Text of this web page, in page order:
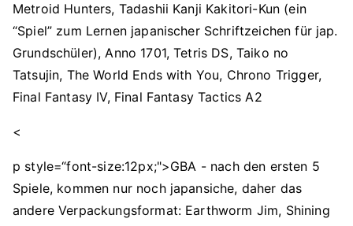
Metroid Hunters, Tadashii Kanji Kakitori-Kun (ein
“Spiel” zum Lernen japanischer Schriftzeichen für jap.
Grundschüler), Anno 1701, Tetris DS, Taiko no
Tatsujin, The World Ends with You, Chrono Trigger,
Final Fantasy IV, Final Fantasy Tactics A2
<
p style=“font-size:12px;">GBA - nach den ersten 5
Spiele, kommen nur noch japansiche, daher das
andere Verpackungsformat: Earthworm Jim, Shining